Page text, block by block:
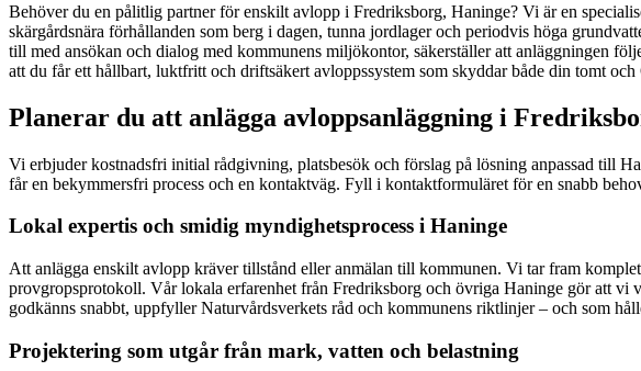
Behöver du en pålitlig partner för enskilt avlopp i Fredriksborg, Haninge? Vi är en
skärgårdsnära förhållanden som berg i dagen, tunna jordlager och periodvis höga
till med ansökan och dialog med kommunens miljökontor, säkerställer att anläggningen
att du får ett hållbart, luktfritt och driftsäkert avloppssystem som skyddar både din tomt
Planerar du att anlägga avloppsanläggning i
Vi erbjuder kostnadsfri initial rådgivning, platsbesök och förslag på lösning anpassad till
får en bekymmersfri process och en kontaktväg. Fyll i kontaktformuläret för en snabb
Lokal expertis och smidig myndighetsprocess i Haninge
Att anlägga enskilt avlopp kräver tillstånd eller anmälan till kommunen. Vi tar fram
provgropsprotokoll. Vår lokala erfarenhet från Fredriksborg och övriga Haninge gör att
godkänns snabbt, uppfyller Naturvårdsverkets råd och kommunens riktlinjer – och som
Projektering som utgår från mark, vatten och belastning